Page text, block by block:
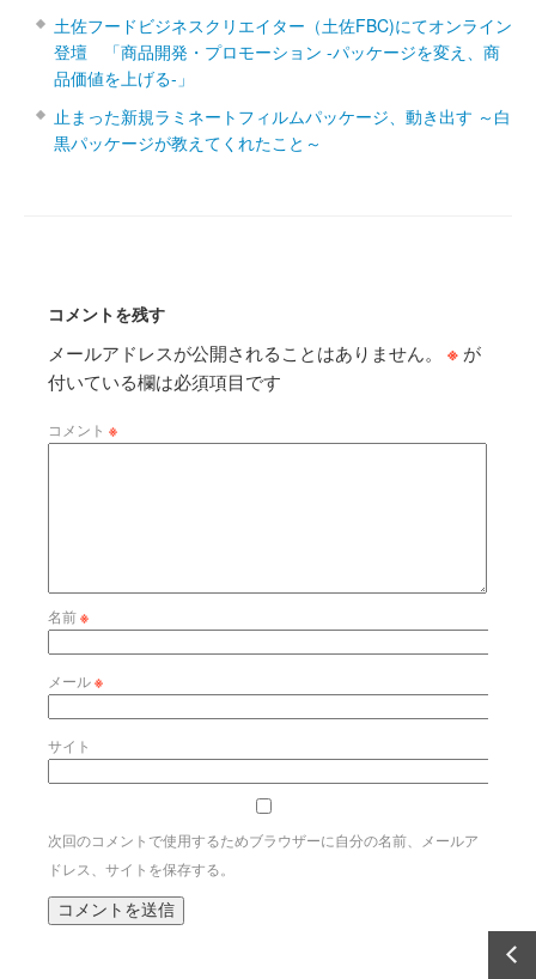
土佐フードビジネスクリエイター（土佐FBC)にてオンライン
登壇 「商品開発・プロモーション ‐パッケージを変え、商
品価値を上げる‐」
止まった新規ラミネートフィルムパッケージ、動き出す ～白
黒パッケージが教えてくれたこと～
コメントを残す
メールアドレスが公開されることはありません。 ※ が
付いている欄は必須項目です
コメント ※
名前※
メール※
サイト
次回のコメントで使用するためブラウザーに自分の名前、メールア
ドレス、サイトを保存する。